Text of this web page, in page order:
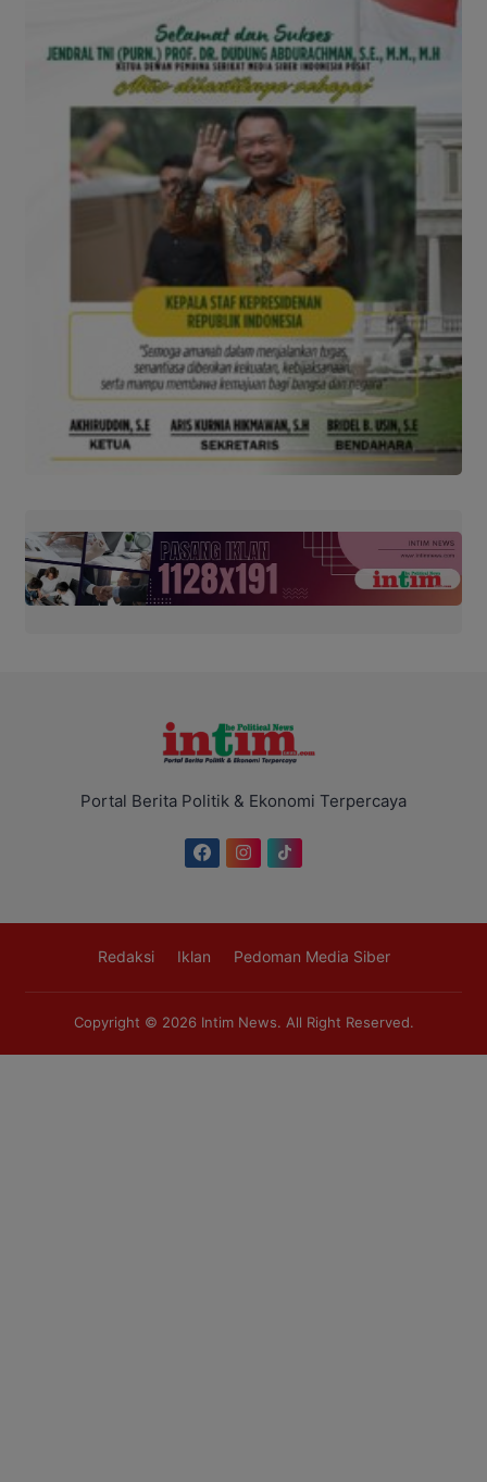
Portal Berita Politik & Ekonomi Terpercaya
Redaksi Iklan Pedoman Media Siber
Copyright © 2026 Intim News. All Right Reserved.